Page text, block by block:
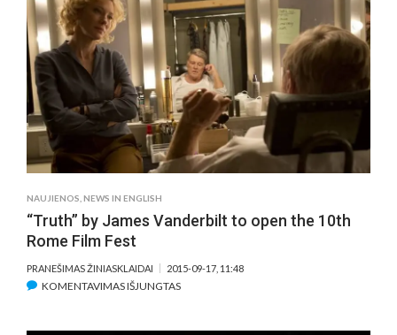
FILMAI
APIE
KREPŠINĮ
NAUJIENOS NEWS IN ENGLISH
“Truth” by James Vanderbilt to open the 10th
Rome Film Fest
PRANEŠIMAS ŽINIASKLAIDAI 2015-09-17, 11:48
KOMENTAVIMAS IŠJUNGTASĮRAŠE